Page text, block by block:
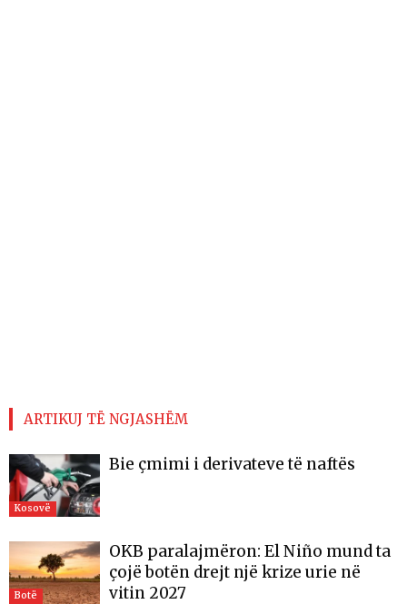
ARTIKUJ TË NGJASHËM
Kosovë
Bie çmimi i derivateve të naftës
Botë
OKB paralajmëron: El Niño mund ta
çojë botën drejt një krize urie në
vitin 2027